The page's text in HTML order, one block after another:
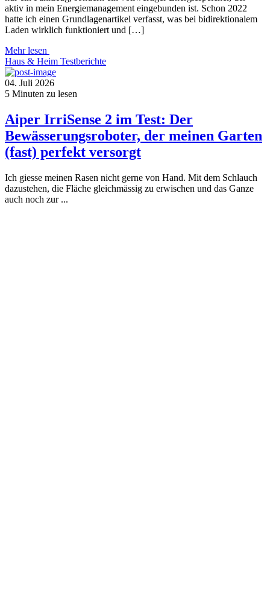
aktiv in mein Energiemanagement eingebunden ist. Schon 2022
hatte ich einen Grundlagenartikel verfasst, was bei bidirektionalem
Laden wirklich funktioniert und […]
Mehr lesen
Haus & Heim Testberichte
04. Juli 2026
5 Minuten zu lesen
Aiper IrriSense 2 im Test: Der
Bewässerungsroboter, der meinen Garten
(fast) perfekt versorgt
Ich giesse meinen Rasen nicht gerne von Hand. Mit dem Schlauch
dazustehen, die Fläche gleichmässig zu erwischen und das Ganze
auch noch zur ...